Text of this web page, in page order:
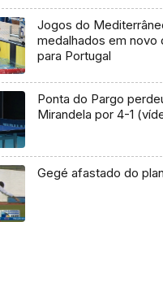
Jogos do
medalhados em novo
para Portugal
Ponta do Pargo
Mirandela por 4-1
Gegé afastado do